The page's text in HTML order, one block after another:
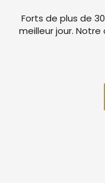
Forts de plus de
meilleur jour.